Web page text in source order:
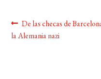
Navegación
de
Anterior:
De las checas de
la Alemania nazi